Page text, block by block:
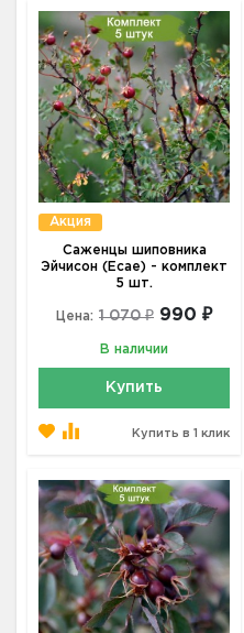
Акция
Саженцы шиповника
Эйчисон (Ecae) - комплект
5 шт.
Цена: 1 070 ₽ 990 ₽
В наличии
Купить
Купить в 1 клик